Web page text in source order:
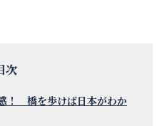
！ 橋を歩けば日本がわか